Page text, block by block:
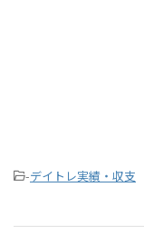
-デイトレ実績・収支